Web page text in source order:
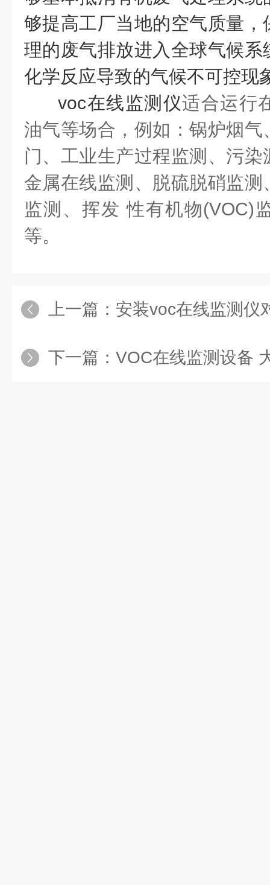
够提高工厂当地的空气质量
理的废气排放进入全球气候
化学反应导致的气候不可控现
voc在线监测仪适合运行
油气等场合，例如：锅炉烟
门、工业生产过程监测、污
金属在线监测、脱硫脱硝监
监测、挥发 性有机物(VOC)
等。
上一篇： 安装voc在线监测仪对
下一篇： VOC在线监测设备